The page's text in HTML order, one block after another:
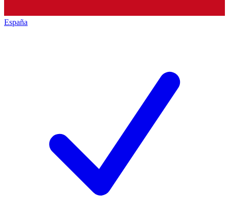
España